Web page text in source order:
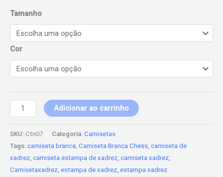
Tamanho
Cor
Adicionar ao carrinho
SKU: Ctn07 Categoria: Camisetas
Tags: camiseta branca Camiseta Branca Chess camiseta de
xadrez camiseta estampa de xadrez camiseta xadrez
Camisetaxadrez estampa de xadrez estampa xadrez